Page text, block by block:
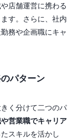
店舗運営に携わる
す。さらに、社内
務や企画職にキャ
パターン
く分けて二つのパ
営業職でキャリア
スキルを活かし